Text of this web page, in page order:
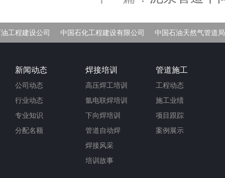
工程建设公司 中国石化工程建设有限公司 中国石油天然气管道局
新闻动态
公司动态
行业动态
专业知识
分配名额
焊接培训
高压焊工培训
氩电联焊培训
下向焊培训
管道自动焊
焊接风采
培训故事
管道施工
工程动态
施工业绩
项目跟踪
案例展示